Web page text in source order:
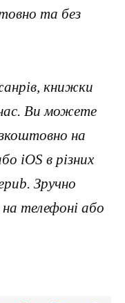
та без
книжки
Ви можете
на
iOS в різних
Зручно
телефоні або